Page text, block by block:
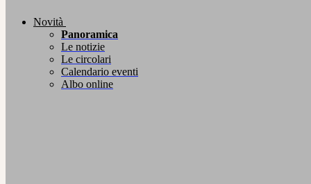
Novità
Panoramica
Le notizie
Le circolari
Calendario eventi
Albo online